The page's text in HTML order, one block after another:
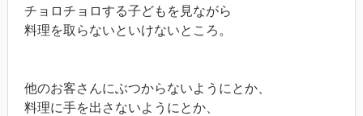
チョロチョロする子どもを見ながら
料理を取らないといけないところ。
他のお客さんにぶつからないようにとか、
料理に手を出さないようにとか、